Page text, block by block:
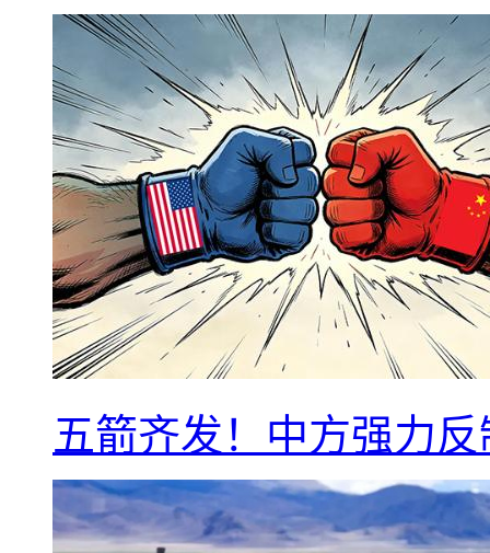
五箭齐发！中方强力